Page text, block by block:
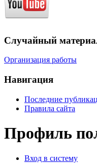
Случайный
Организация работы
Навигация
Последние
Правила сайта
Профиль
Вход в систему